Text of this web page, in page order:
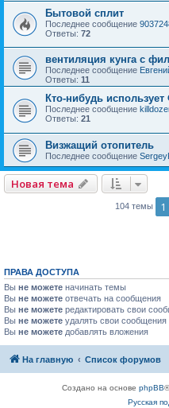
Бытовой сплит
Последнее сообщение
Ответы: 72
вентиляция кунга с
Последнее сообщение
Ответы: 11
Кто-нибудь
Последнее сообщение
Ответы: 21
Визжащий отопитель
Последнее сообщение
Новая тема
104 темы 1
ПРАВА ДОСТУПА
Вы не можете начинать темы
Вы не можете отвечать на сообщения
Вы не можете редактировать свои
Вы не можете удалять свои сообщения
Вы не можете добавлять вложения
На главную Список форумов
Создано на основе phpBB
Русская